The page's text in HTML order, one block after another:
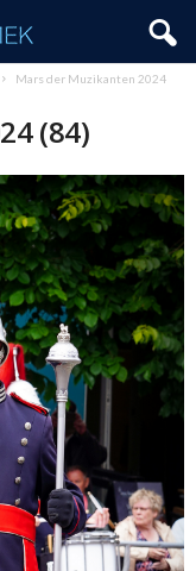
Mars der Muzikanten 2024
(84)